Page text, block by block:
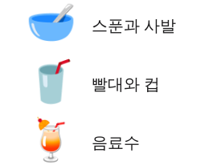
🥣 스푼과 사발
🥤 빨대와 컵
🍹 음료수